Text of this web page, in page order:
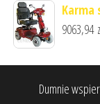
Karma
9063,94
Dumnie